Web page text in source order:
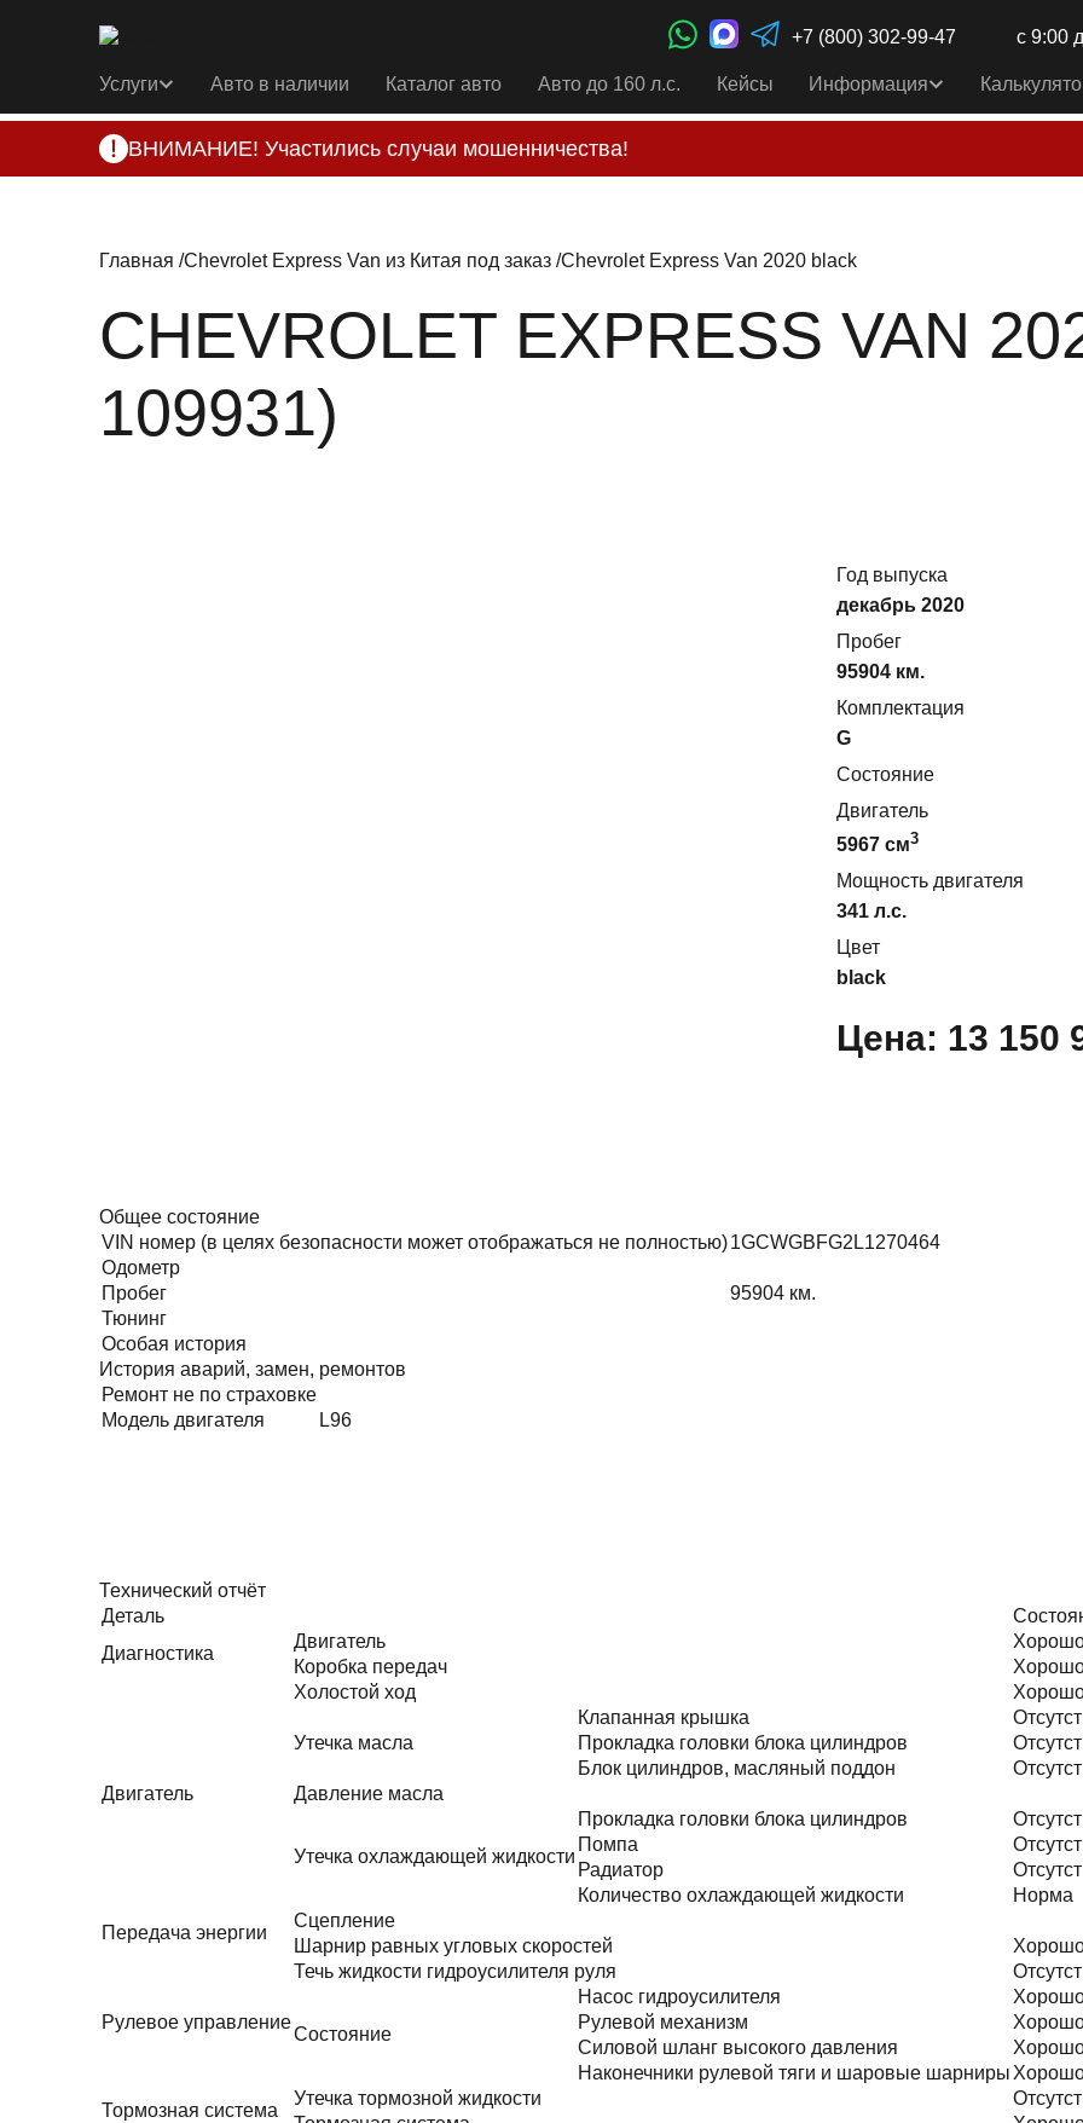
+7 (800) 302-99-47 с 9:00
Услуги Авто в наличии Каталог авто Авто до 160 л.с. Кейсы Информация
ВНИМАНИЕ! Участились случаи мошенничества!
Главная Chevrolet Express Van из Китая под заказ Chevrolet Express Van 2020 black
CHEVROLET EXPRESS VAN
109931)
Год выпуска
декабрь 2020
Пробег
95904 км.
Комплектация
G
Состояние
Двигатель
5967 cм3
Мощность двигателя
341 л.с.
Цвет
black
Цена: 13 150
Общее состояние
VIN номер (в целях безопасности может отображаться не полностью)1GCWGBFG2L1270464
Одометр
Пробег
95904 км.
Тюнинг
Особая история
История аварий, замен, ремонтов
Ремонт не по страховке
Модель двигателя
L96
Технический отчёт
Деталь
Диагностика
Двигатель
Коробка передач
Двигатель
Холостой ход
Утечка масла
Клапанная крышка
Прокладка головки блока цилиндров
Блок цилиндров, масляный поддон
Давление масла
Утечка охлаждающей жидкости
Прокладка головки блока цилиндров
Помпа
Радиатор
Количество охлаждающей жидкости
Норма
Передача энергии
Сцепление
Шарнир равных угловых скоростей
Рулевое управление
Течь жидкости гидроусилителя руля
Состояние
Насос гидроусилителя
Рулевой механизм
Силовой шланг высокого давления
Наконечники рулевой тяги и шаровые шарниры
Тормозная система
Утечка тормозной жидкости